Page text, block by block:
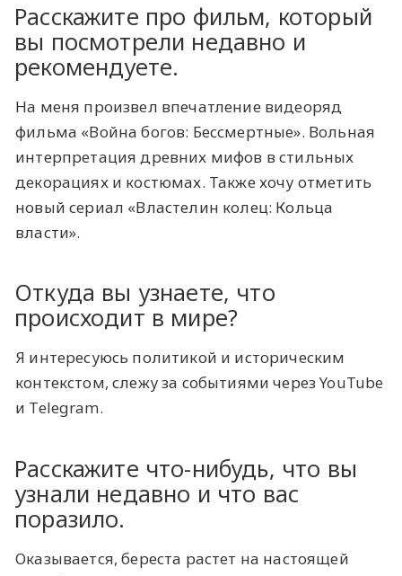
Расскажите про фильм, который
вы посмотрели недавно и
рекомендуете.
На меня произвел впечатление видеоряд
фильма «Война богов: Бессмертные». Вольная
интерпретация древних мифов в стильных
декорациях и костюмах. Также хочу отметить
новый сериал «Властелин колец: Кольца
власти».
Откуда вы узнаете, что
происходит в мире?
Я интересуюсь политикой и историческим
контекстом, слежу за событиями через YouTube
и Telegram.
Расскажите что-нибудь, что вы
узнали недавно и что вас
поразило.
Оказывается, береста растет на настоящей